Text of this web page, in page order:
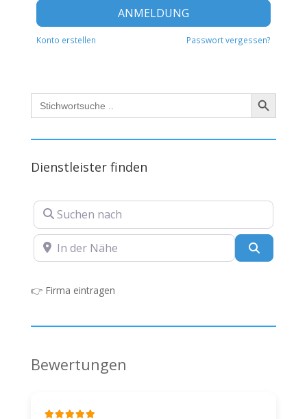
ANMELDUNG
Konto erstellen Passwort vergessen?
Search
for:
Search Button
Dienstleister finden
Suchen nach
In der Nähe
👉 Firma eintragen
Bewertungen